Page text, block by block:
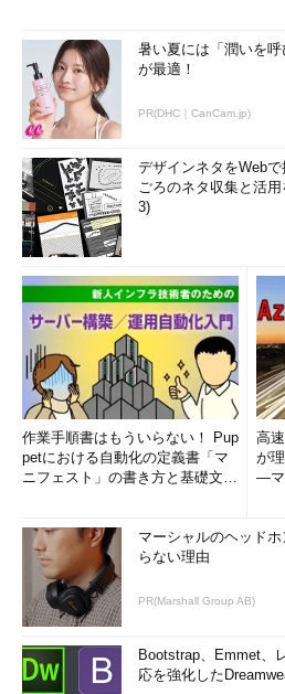
暑い夏には「潤いを呼
が最適！
PR(DHC｜CanCam.jp)
デザインネタをWeb
ごろのネタ収集と活
3)
作業手順書はもういらない！ Pup
petにおける自動化の定義書「マ
ニフェスト」の書き方と基礎文法
高
が
―マ
マーシャルのヘッド
らない理由
PR(Marshall Group AB)
Bootstrap、Emmet、
応を強化した